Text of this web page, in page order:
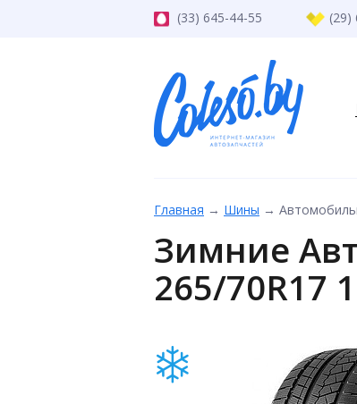
(33) 645-44-55 (29)
Главная → Шины →
Зимние
265/70R17